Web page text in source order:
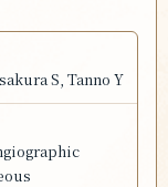
S, Tanno Y